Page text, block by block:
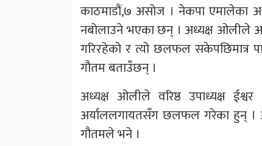
काठमाडौं,७ असोज । नेकपा एमालेका
नबोलाउने भएका छन् । अध्यक्ष ओलीले
गरिरहेको र त्यो छलफल सकेपछिमात्र
गौतम बताउँछन् ।
अध्यक्ष ओलीले वरिष्ठ उपाध्यक्ष
अर्याललगायतसँग छलफल गरेका हुन् ।
गौतमले भने ।